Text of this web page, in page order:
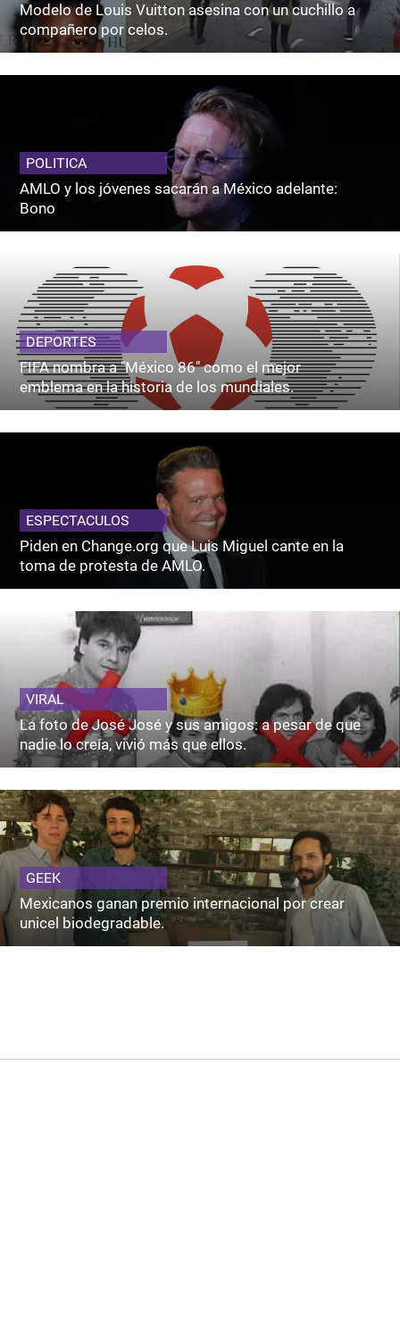
Modelo de Louis Vuitton asesina con un cuchillo a
compañero por celos.
POLITICA
AMLO y los jóvenes sacarán a México adelante:
Bono
DEPORTES
FIFA nombra a "México 86" como el mejor
emblema en la historia de los mundiales.
ESPECTACULOS
Piden en Change.org que Luis Miguel cante en la
toma de protesta de AMLO.
VIRAL
La foto de José José y sus amigos: a pesar de que
nadie lo creía, vivió más que ellos.
GEEK
Mexicanos ganan premio internacional por crear
unicel biodegradable.